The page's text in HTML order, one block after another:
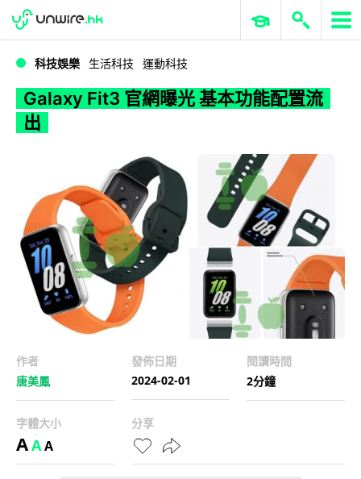
Galaxy Fit3 官網曝光 基本功能配置流出
WWDC 2026 ERP 與商業 AI
科技娛樂 生活科技 運動科技
Galaxy Fit3 官網曝光 基本功能配置流
出
作者
唐美鳳
發佈日期
2024-02-01
閱讀時間
2分鐘
字體大小
AAA
分享